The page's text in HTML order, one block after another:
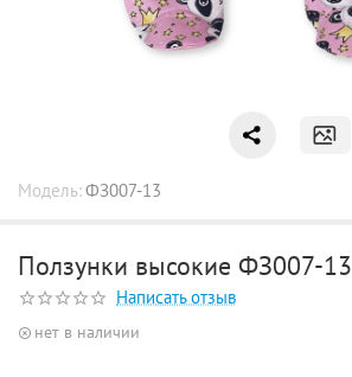
Модель:ФЗ007-13
Ползунки высокие ФЗ007-13
Написать отзыв
нет в наличии